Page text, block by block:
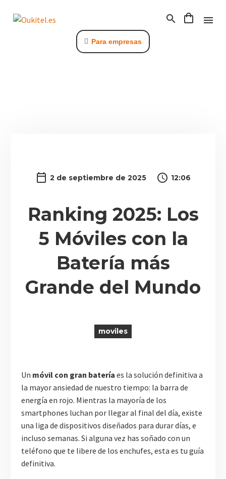
Para empresas
2 de septiembre de 2025 12:06
Ranking 2025: Los
5 Móviles con la
Batería más
Grande del Mundo
moviles
Un móvil con gran batería es la solución definitiva a
la mayor ansiedad de nuestro tiempo: la barra de
energía en rojo. Mientras la mayoría de los
smartphones luchan por llegar al final del día, existe
una liga de dispositivos diseñados para durar días, e
incluso semanas. Si alguna vez has soñado con un
teléfono que te libere de los enchufes, esta es tu guía
definitiva.